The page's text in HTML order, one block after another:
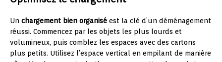
Un chargement bien organisé est la clé d’un déménagement
réussi. Commencez par les objets les plus lourds et
volumineux, puis comblez les espaces avec des cartons
plus petits. Utilisez l’espace vertical en empilant de manière